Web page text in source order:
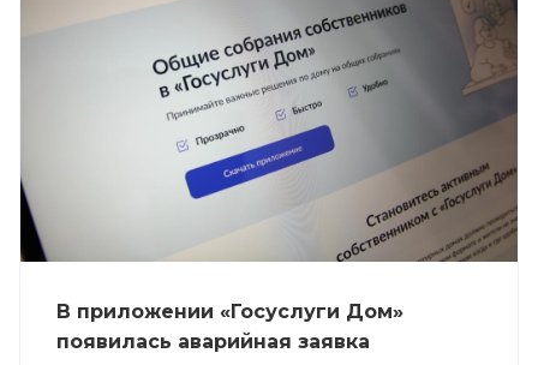
В приложении «Госуслуги Дом»
появилась аварийная заявка